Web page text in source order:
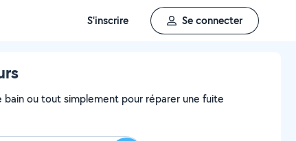
S'inscrire Se connecter
bain ou tout simplement pour réparer une fuite